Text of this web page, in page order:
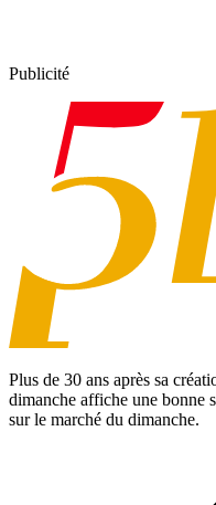
Publicité
Plus de 30 ans après sa
dimanche affiche une bonne
sur le marché du dimanche.